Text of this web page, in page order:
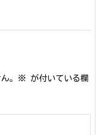
。 ※ が付いている欄